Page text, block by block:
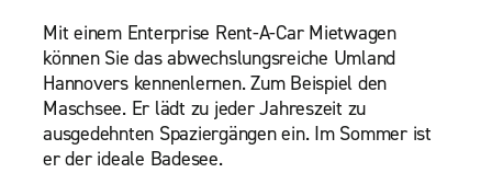
Mit einem Enterprise Rent-A-Car Mietwagen
können Sie das abwechslungsreiche Umland
Hannovers kennenlernen. Zum Beispiel den
Maschsee. Er lädt zu jeder Jahreszeit zu
ausgedehnten Spaziergängen ein. Im Sommer ist
er der ideale Badesee.